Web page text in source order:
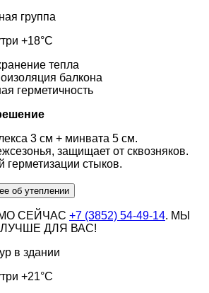
+18°С
тепла
балкона
герметичность
3 см + минвата 5 см.
защищает от сквозняков.
герметизации стыков.
об утеплении
СЕЙЧАС +7 (3852) 54-49-14. МЫ
ДЛЯ ВАС!
+21°С